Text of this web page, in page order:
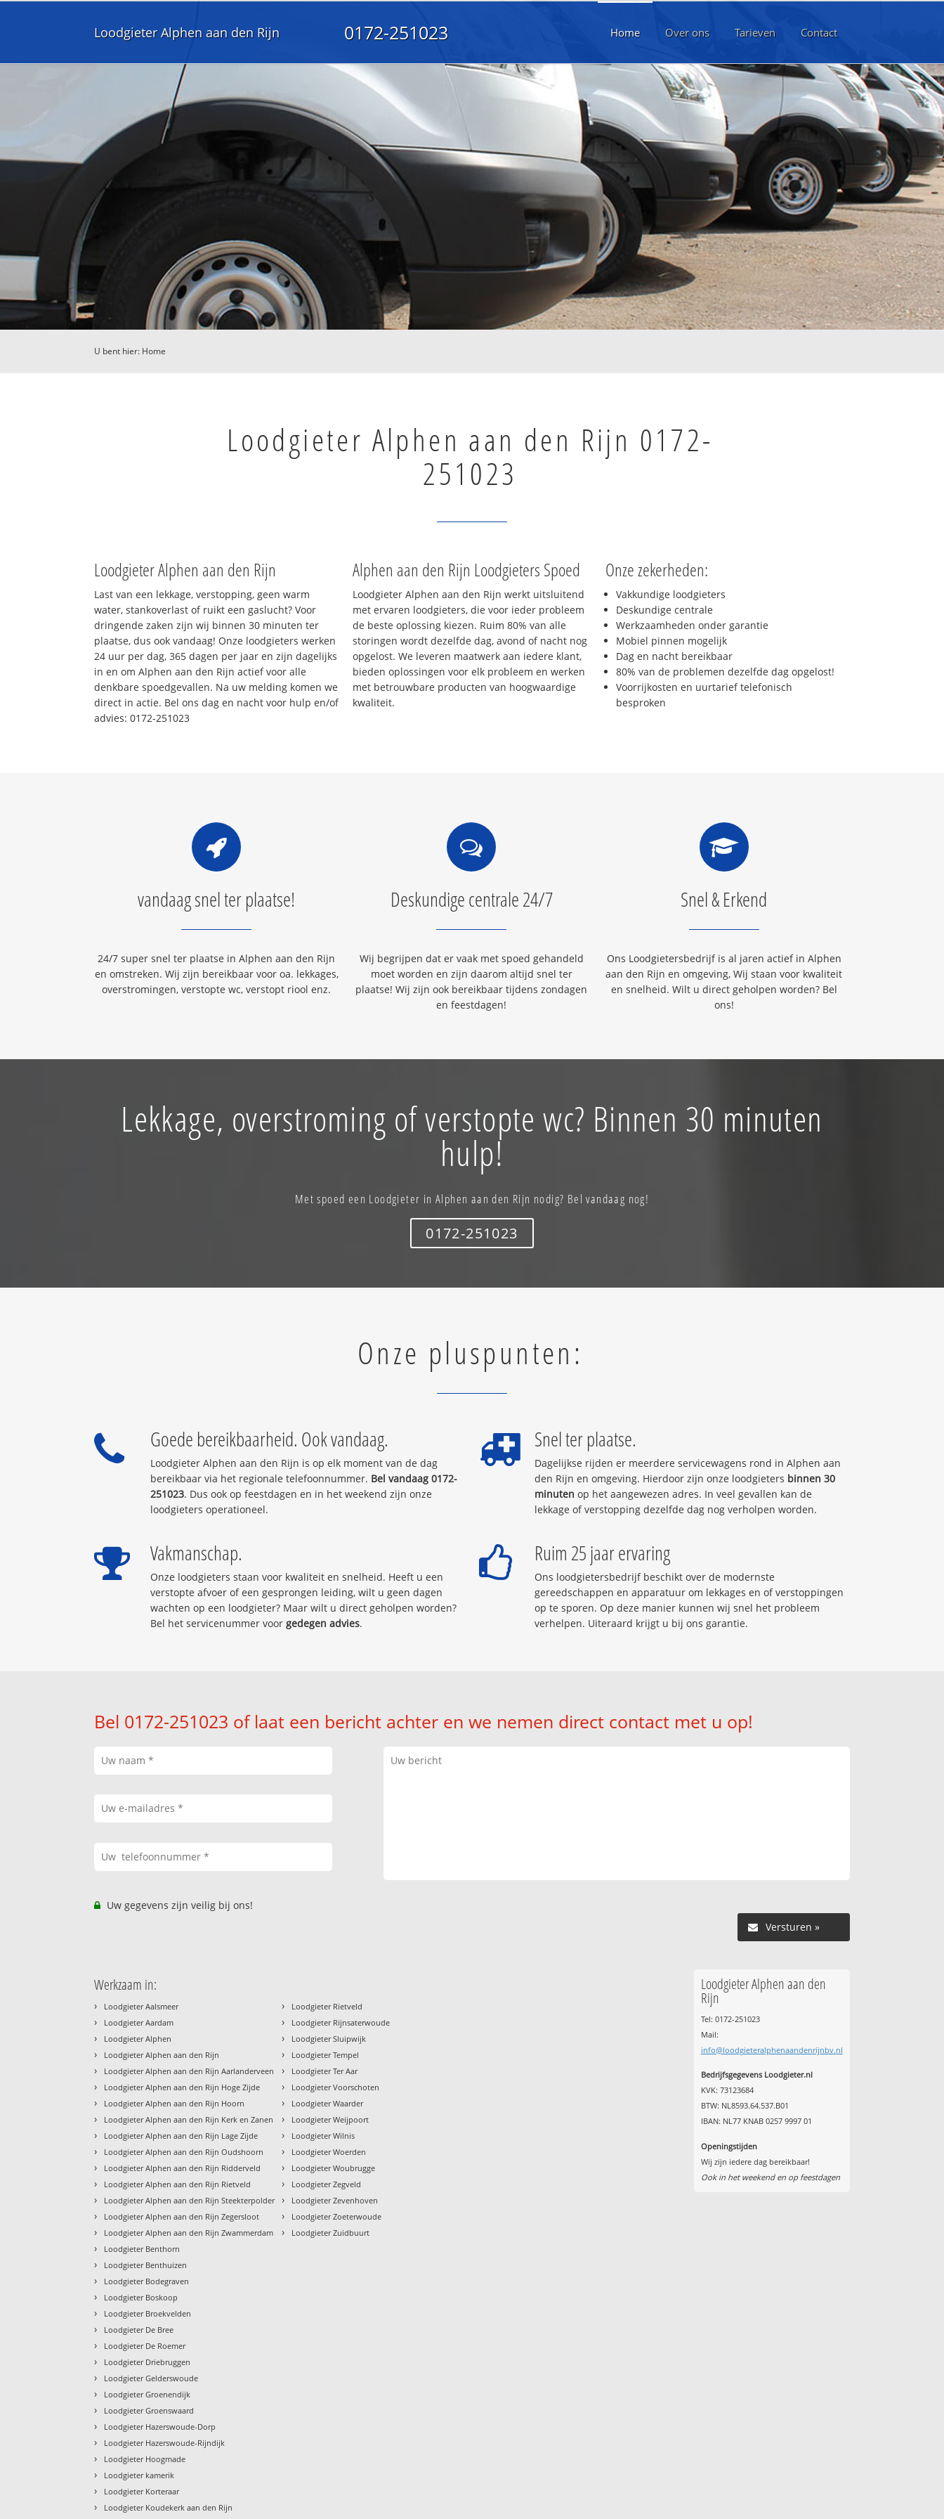
Loodgieter Alphen aan den Rijn 0172-251023 Home Over ons Tarieven Contact
U bent hier: Home
Loodgieter Alphen aan den Rijn 0172-
251023
Loodgieter Alphen aan den Rijn
Last van een lekkage, verstopping, geen warm
water, stankoverlast of ruikt een gaslucht? Voor
dringende zaken zijn wij binnen 30 minuten ter
plaatse, dus ook vandaag! Onze loodgieters werken
24 uur per dag, 365 dagen per jaar en zijn dagelijks
in en om Alphen aan den Rijn actief voor alle
denkbare spoedgevallen. Na uw melding komen we
direct in actie. Bel ons dag en nacht voor hulp en/of
advies: 0172-251023
Alphen aan den Rijn Loodgieters Spoed
Loodgieter Alphen aan den Rijn werkt uitsluitend
met ervaren loodgieters, die voor ieder probleem
de beste oplossing kiezen. Ruim 80% van alle
storingen wordt dezelfde dag, avond of nacht nog
opgelost. We leveren maatwerk aan iedere klant,
bieden oplossingen voor elk probleem en werken
met betrouwbare producten van hoogwaardige
kwaliteit.
Onze zekerheden:
Vakkundige loodgieters
Deskundige centrale
Werkzaamheden onder garantie
Mobiel pinnen mogelijk
Dag en nacht bereikbaar
80% van de problemen dezelfde dag opgelost!
Voorrijkosten en uurtarief telefonisch
besproken
vandaag snel ter plaatse!
24/7 super snel ter plaatse in Alphen aan den Rijn
en omstreken. Wij zijn bereikbaar voor oa. lekkages,
overstromingen, verstopte wc, verstopt riool enz.
Deskundige centrale 24/7
Wij begrijpen dat er vaak met spoed gehandeld
moet worden en zijn daarom altijd snel ter
plaatse! Wij zijn ook bereikbaar tijdens zondagen
en feestdagen!
Snel & Erkend
Ons Loodgietersbedrijf is al jaren actief in Alphen
aan den Rijn en omgeving, Wij staan voor kwaliteit
en snelheid. Wilt u direct geholpen worden? Bel
ons!
Lekkage, overstroming of verstopte wc? Binnen 30 minuten
hulp!
Met spoed een Loodgieter in Alphen aan den Rijn nodig? Bel vandaag nog!
0172-251023
Onze pluspunten:
Goede bereikbaarheid. Ook vandaag.
Loodgieter Alphen aan den Rijn is op elk moment van de dag
bereikbaar via het regionale telefoonnummer. Bel vandaag 0172-
251023. Dus ook op feestdagen en in het weekend zijn onze
loodgieters operationeel.
Snel ter plaatse.
Dagelijkse rijden er meerdere servicewagens rond in Alphen aan
den Rijn en omgeving. Hierdoor zijn onze loodgieters binnen 30
minuten op het aangewezen adres. In veel gevallen kan de
lekkage of verstopping dezelfde dag nog verholpen worden.
Vakmanschap.
Onze loodgieters staan voor kwaliteit en snelheid. Heeft u een
verstopte afvoer of een gesprongen leiding, wilt u geen dagen
wachten op een loodgieter? Maar wilt u direct geholpen worden?
Bel het servicenummer voor gedegen advies.
Ruim 25 jaar ervaring
Ons loodgietersbedrijf beschikt over de modernste
gereedschappen en apparatuur om lekkages en of verstoppingen
op te sporen. Op deze manier kunnen wij snel het probleem
verhelpen. Uiteraard krijgt u bij ons garantie.
Bel 0172-251023 of laat een bericht achter en we nemen direct contact met u op!
Uw gegevens zijn veilig bij ons!
Versturen »
Werkzaam in:
› Loodgieter Aalsmeer
› Loodgieter Aardam
› Loodgieter Alphen
› Loodgieter Alphen aan den Rijn
› Loodgieter Alphen aan den Rijn Aarlanderveen
› Loodgieter Alphen aan den Rijn Hoge Zijde
› Loodgieter Alphen aan den Rijn Hoorn
› Loodgieter Alphen aan den Rijn Kerk en Zanen
› Loodgieter Alphen aan den Rijn Lage Zijde
› Loodgieter Alphen aan den Rijn Oudshoorn
› Loodgieter Alphen aan den Rijn Ridderveld
› Loodgieter Alphen aan den Rijn Rietveld
› Loodgieter Alphen aan den Rijn Steekterpolder
› Loodgieter Alphen aan den Rijn Zegersloot
› Loodgieter Alphen aan den Rijn Zwammerdam
› Loodgieter Benthorn
› Loodgieter Benthuizen
› Loodgieter Bodegraven
› Loodgieter Boskoop
› Loodgieter Broekvelden
› Loodgieter De Bree
› Loodgieter De Roemer
› Loodgieter Driebruggen
› Loodgieter Gelderswoude
› Loodgieter Groenendijk
› Loodgieter Groenswaard
› Loodgieter Hazerswoude-Dorp
› Loodgieter Hazerswoude-Rijndijk
› Loodgieter Hoogmade
› Loodgieter kamerik
› Loodgieter Korteraar
› Loodgieter Koudekerk aan den Rijn
› Loodgieter Rietveld
› Loodgieter Rijnsaterwoude
› Loodgieter Sluipwijk
› Loodgieter Tempel
› Loodgieter Ter Aar
› Loodgieter Voorschoten
› Loodgieter Waarder
› Loodgieter Weijpoort
› Loodgieter Wilnis
› Loodgieter Woerden
› Loodgieter Woubrugge
› Loodgieter Zegveld
› Loodgieter Zevenhoven
› Loodgieter Zoeterwoude
› Loodgieter Zuidbuurt
Loodgieter Alphen aan den
Rijn
Tel: 0172-251023
Mail:
info@loodgieteralphenaandenrijnbv.nl
Bedrijfsgegevens Loodgieter.nl
KVK: 73123684
BTW: NL8593.64.537.B01
IBAN: NL77 KNAB 0257 9997 01
Openingstijden
Wij zijn iedere dag bereikbaar!
Ook in het weekend en op feestdagen